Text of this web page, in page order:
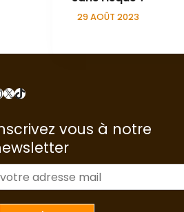
29 AOÛT 2023
X TikTok
vous à notre